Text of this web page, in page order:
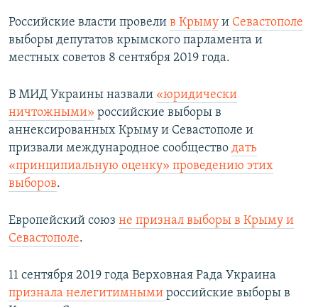
Российские власти провели в Крыму и Севастополе
выборы депутатов крымского парламента и
местных советов 8 сентября 2019 года.
В МИД Украины назвали «юридически
ничтожными» российские выборы в
аннексированных Крыму и Севастополе и
призвали международное сообщество дать
«принципиальную оценку» проведению этих
выборов.
Европейский союз не признал выборы в Крыму и
Севастополе.
11 сентября 2019 года Верховная Рада Украина
признала нелегитимными российские выборы в